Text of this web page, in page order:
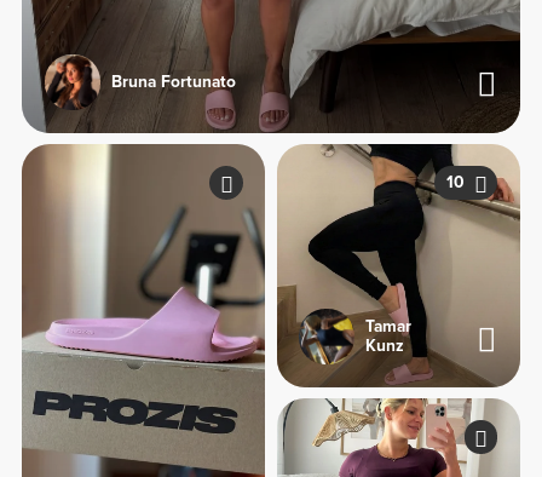
Bruna Fortunato
10
Tamar
Kunz